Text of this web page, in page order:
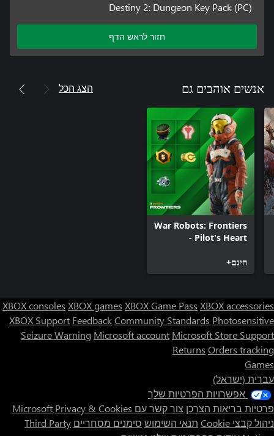
Destiny 2: Dungeon Key Pack (PC)
חזור לראש הדף
אנשים אוהבים גם הצג הכל
War Robots: Frontiers
- Pilot's Heart
חינם+
XBOX consoles XBOX games XBOX Game Pass XBOX accessories
XBOX Support FeedbackCommunity Standards Photosensitive
Seizure Warning Microsoft account Microsoft Store Support
Returns Orders tracking
Games
עברית (ישראל)
אפשרויות הפרטיות שלך
פרטיות בריאות הצרכן צור קשר עם Microsoft Privacy & Cookies
ניהול קבצי Cookie
תנאי השימוש סימנים מסחריים Third Party